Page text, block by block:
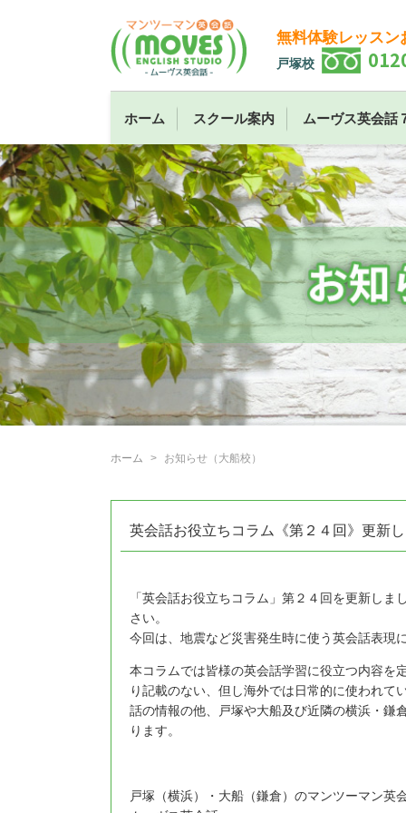
無料体験レッスン
戸塚校
ホーム スクール案内 ムーヴス英会話
ホーム お知らせ（大船校）
英会話お役立ちコラム《第２４回》更新
「英会話お役立ちコラム」第２４回を更新し
さい。
今回は、地震など災害発生時に使う英会話表現
本コラムでは皆様の英会話学習に役立つ内容を
り記載のない、但し海外では日常的に使われ
話の情報の他、戸塚や大船及び近隣の横浜・鎌
ります。
戸塚（横浜）・大船（鎌倉）のマンツーマン英